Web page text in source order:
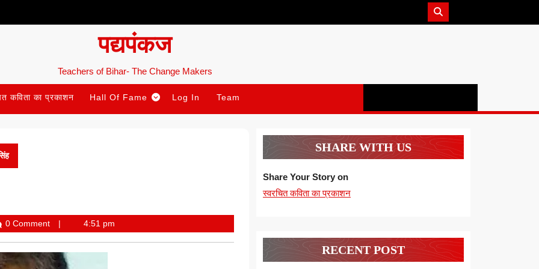
पद्यपंकज
Teachers of Bihar- The Change Makers
कविता का प्रकाशन Hall Of Fame Log In Team
0 Comment 4:51 pm
SHARE WITH US
Share Your Story on
स्वरचित कविता का प्रकाशन
RECENT POST